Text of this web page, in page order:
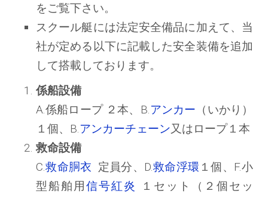
をご覧下さい。
スクール艇には法定安全備品に加えて、当
社が定める以下に記載した安全装備を追加
して搭載しております。
係船設備
A.係船ロープ ２本、B.アンカー （いかり）
１個、B.アンカーチェーン又はロープ１本
救命設備
C.救命胴衣 定員分、D.救命浮環 １個、F.小
型船舶用信号紅炎
１セット（２個セッ